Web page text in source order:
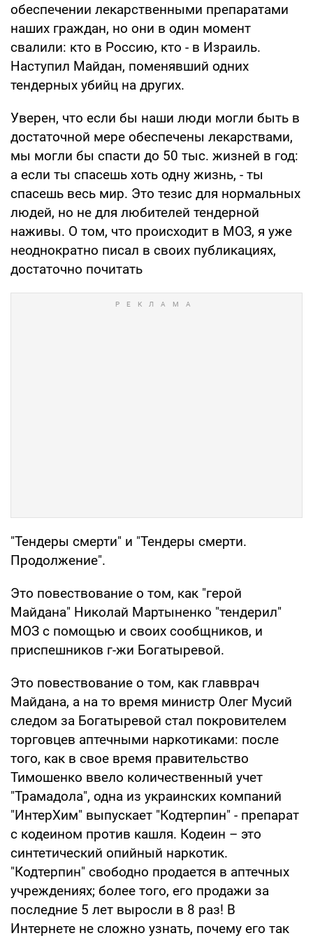
обеспечении лекарственными препаратами
наших граждан, но они в один момент
свалили: кто в Россию, кто - в Израиль.
Наступил Майдан, поменявший одних
тендерных убийц на других.
Уверен, что если бы наши люди могли быть в
достаточной мере обеспечены лекарствами,
мы могли бы спасти до 50 тыс. жизней в год:
а если ты спасешь хоть одну жизнь, - ты
спасешь весь мир. Это тезис для нормальных
людей, но не для любителей тендерной
наживы. О том, что происходит в МОЗ, я уже
неоднократно писал в своих публикациях,
достаточно почитать
"Тендеры смерти" и "Тендеры смерти.
Продолжение".
Это повествование о том, как "герой
Майдана" Николай Мартыненко "тендерил"
МОЗ с помощью и своих сообщников, и
приспешников г-жи Богатыревой.
Это повествование о том, как главврач
Майдана, а на то время министр Олег Мусий
следом за Богатыревой стал покровителем
торговцев аптечными наркотиками: после
того, как в свое время правительство
Тимошенко ввело количественный учет
"Трамадола", одна из украинских компаний
"ИнтерХим" выпускает "Кодтерпин" - препарат
с кодеином против кашля. Кодеин – это
синтетический опийный наркотик.
"Кодтерпин" свободно продается в аптечных
учреждениях; более того, его продажи за
последние 5 лет выросли в 8 раз! В
Интернете не сложно узнать, почему его так